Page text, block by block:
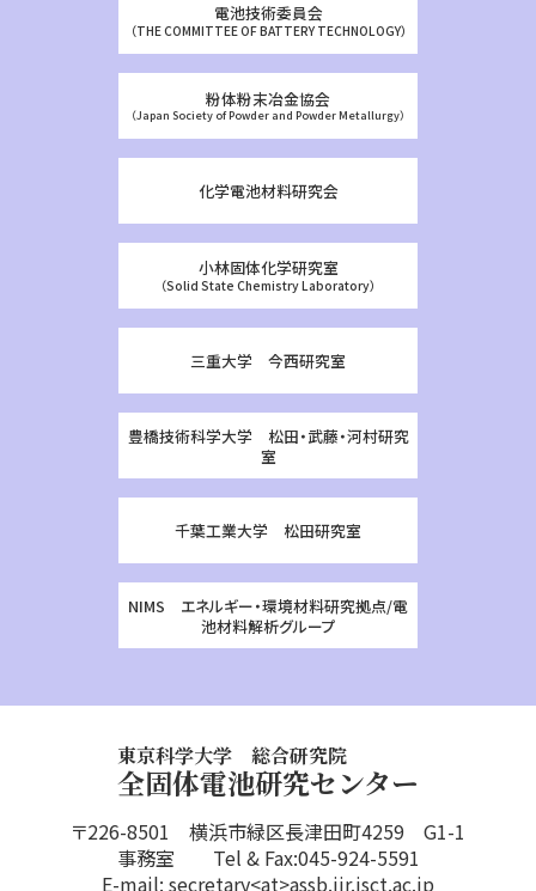
電池技術委員会
（THE COMMITTEE OF BATTERY TECHNOLOGY）
粉体粉末冶金協会
（Japan Society of Powder and Powder Metallurgy）
化学電池材料研究会
小林固体化学研究室
（Solid State Chemistry Laboratory）
三重大学 今西研究室
豊橋技術科学大学 松田・武藤・河村研究
室
千葉工業大学 松田研究室
NIMS エネルギー・環境材料研究拠点/電
池材料解析グループ
東京科学大学 総合研究院
全固体電池研究センター
〒226-8501 横浜市緑区長津田町4259 G1-1
事務室 Tel & Fax:045-924-5591
E-mail: secretary<at>assb.iir.isct.ac.jp